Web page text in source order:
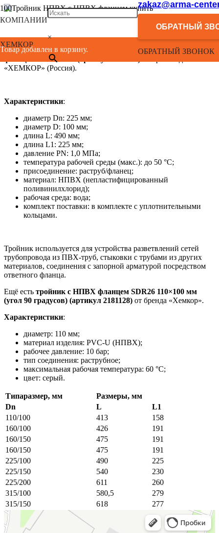
КОМПАНИИ
ХЕМКОР
×
zakaz@arma-
ОБРАТНЫЙ
ОБРАТНЫЙ ЗВОНОК
Товар добавлен в корзину.
SDR 26
Рабочее давление МОР 1,0 МПа
Возможно, имелся в виду
тройник напорный с НПВХ
фланцем 225/100 мм (артикул 2181131)
«ХЕМКОР» (Россия).
Характеристики:
диаметр Dn: 225 мм;
диаметр D: 100 мм;
длина L: 490 мм;
длина L1: 225 мм;
давление PN: 1,0 МПа;
температура рабочей среды (макс.): до 50 °С;
присоединение: раструб/фланец;
материал: НПВХ (непластифицированный
поливинилхлорид);
рабочая среда: вода;
комплект поставки: в комплекте с уплотнительными
кольцами.
Тройник используется для устройства разветвлений сетей
трубопровода из ПВХ-труб, стыковки с трубами из других
материалов, соединения с запорной арматурой посредством
ответного фланца.
Ещё есть тройник с НПВХ фланцем SDR26 110×100 мм
(угол 90 градусов) (артикул 2181128) от бренда «Хемкор».
Характеристики:
диаметр: 110 мм;
материал изделия: PVC-U (НПВХ);
рабочее давление: 10 бар;
тип соединения: раструбное;
максимальная рабочая температура: 60 °С;
цвет: серый.
Типаразмер, мм
Размеры, мм
Dn
L
L1
110/100
413
158
160/100
426
191
160/150
475
191
160/150
475
191
225/100
490
225
225/150
540
230
225/200
611
260
315/100
580,5
279
315/150
618 277